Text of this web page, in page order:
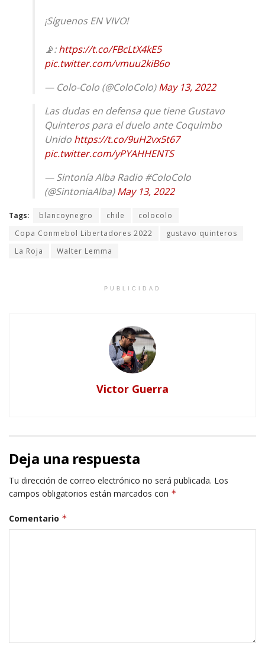
¡Síguenos EN VIVO!
📡:https://t.co/FBcLtX4kE5
pic.twitter.com/vmuu2kiB6o
— Colo-Colo (@ColoColo)May 13, 2022
Las dudas en defensa que tiene Gustavo
Quinteros para el duelo ante Coquimbo
Unido https://t.co/9uH2vx5t67
pic.twitter.com/yPYAHHENTS
— Sintonía Alba Radio #ColoColo
(@SintoniaAlba)May 13, 2022
Tags: blancoynegro chile
colocolo
Copa Conmebol Libertadores 2022
gustavo quinteros
La Roja
Walter Lemma
PUBLICIDAD
Victor Guerra
Deja una respuesta
Tu dirección de correo electrónico no será publicada. Los
campos obligatorios están marcados con *
Comentario *